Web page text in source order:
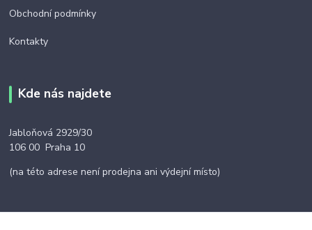
Obchodní podmínky
Kontakty
Kde nás najdete
Jabloňová 2929/30
106 00 Praha 10
(na této adrese není prodejna ani výdejní místo)